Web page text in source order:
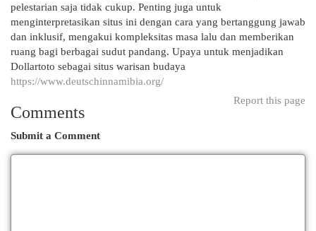
pelestarian saja tidak cukup. Penting juga untuk
menginterpretasikan situs ini dengan cara yang bertanggung jawab
dan inklusif, mengakui kompleksitas masa lalu dan memberikan
ruang bagi berbagai sudut pandang. Upaya untuk menjadikan
Dollartoto sebagai situs warisan budaya
https://www.deutschinnamibia.org/
Report this page
Comments
Submit a Comment